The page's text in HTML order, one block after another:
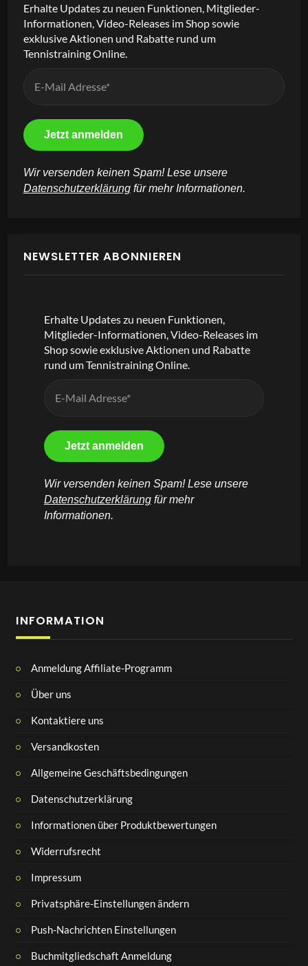
Erhalte Updates zu neuen Funktionen, Mitglieder-
Informationen, Video-Releases im Shop sowie
exklusive Aktionen und Rabatte rund um
Tennistraining Online.
Wir versenden keinen Spam! Lese unsere
Datenschutzerklärungfür mehr Informationen.
NEWSLETTER ABONNIEREN
Erhalte Updates zu neuen Funktionen,
Mitglieder-Informationen, Video-Releases im
Shop sowie exklusive Aktionen und Rabatte
rund um Tennistraining Online.
Wir versenden keinen Spam! Lese unsere
Datenschutzerklärungfür mehr
Informationen.
INFORMATION
Anmeldung Affiliate-Programm
Über uns
Kontaktiere uns
Versandkosten
Allgemeine Geschäftsbedingungen
Datenschutzerklärung
Informationen über Produktbewertungen
Widerrufsrecht
Impressum
Privatsphäre-Einstellungen ändern
Push-Nachrichten Einstellungen
Buchmitgliedschaft Anmeldung